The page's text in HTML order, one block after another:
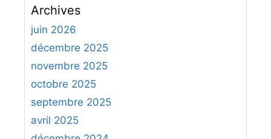
h
e
r
h
e
r
:
Archives
juin 2026
décembre 2025
novembre 2025
octobre 2025
septembre 2025
avril 2025